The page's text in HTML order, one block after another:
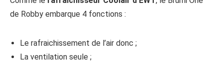
de Robby embarque 4 fonctions :
Le rafraichissement de l’air donc ;
La ventilation seule ;